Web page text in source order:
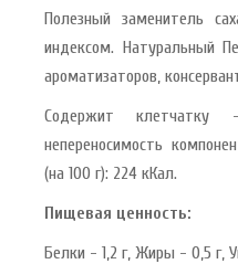
Полезный заменитель
индексом. Натуральный
ароматизаторов,
Содержит
непереносимость
(на 100 г): 224 кКал.
Пищевая ценность:
Белки - 1,2 г, Жиры - 0,5 г,